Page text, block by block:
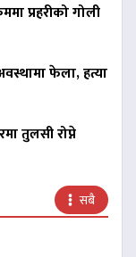
प्रहरीको गोली
फेला, हत्या
तुलसी रोप्ने
सबै